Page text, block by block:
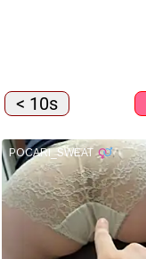
< 10s